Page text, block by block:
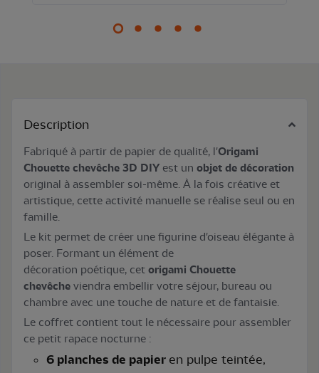
Description
Fabriqué à partir de papier de qualité, l'Origami
Chouette chevêche 3D DIY est un objet de décoration
original à assembler soi-même. À la fois créative et
artistique, cette activité manuelle se réalise seul ou en
famille.
Le kit permet de créer une figurine d'oiseau élégante à
poser. Formant un élément de
décoration poétique, cet origami Chouette
chevêche viendra embellir votre séjour, bureau ou
chambre avec une touche de nature et de fantaisie.
Le coffret contient tout le nécessaire pour assembler
ce petit rapace nocturne :
6 planches de papier en pulpe teintée,